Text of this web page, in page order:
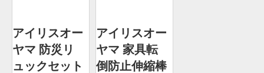
アイリスオー
ヤマ 防災リ
ュックセット
アイリスオー
ヤマ 家具転
倒防止伸縮棒